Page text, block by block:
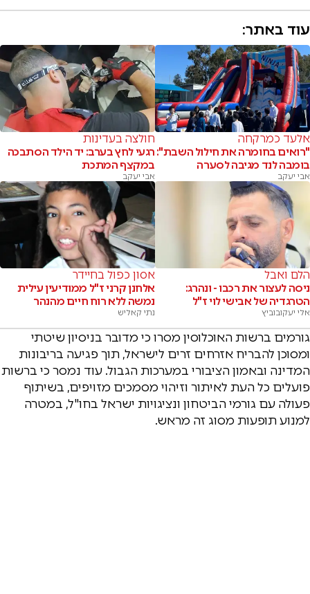
עוד באתר:
אלעד כמרקחה
"רואים בחומרה את חילול השבת":
בומבה לנד מגיבה לסערה
אבי יעקב
חולצה בעדינות
רגעי לחץ בערב: יד הילד הסתבכה
במקצף המתכת
אבי יעקב
הלם ואבל
ניסה לעצור את רכבו - ונהרג:
הטרגדיה של אבישי לוי ז"ל
אלי יעקובוביץ
אסון כפול בחיידר
אלחנן קרני ז"ל ממודיעין עילית
נמשה ללא רוח חיים מהנהר
נתי קאליש
גורמים ברשות האוכלוסין מסרו כי מדובר בניסיון שיטתי
ומסוכן להבריח אזרחים זרים לישראל, תוך פגיעה בריבונות
המדינה ובאמון הציבורי במערכות הגבול. עוד נמסר כי ברשות
פועלים כל העת לאיתור וזיהוי מסמכים מזויפים, בשיתוף
פעולה עם גורמי הביטחון ונציגויות ישראל בחו"ל, במטרה
למנוע תופעות מסוג זה מראש.